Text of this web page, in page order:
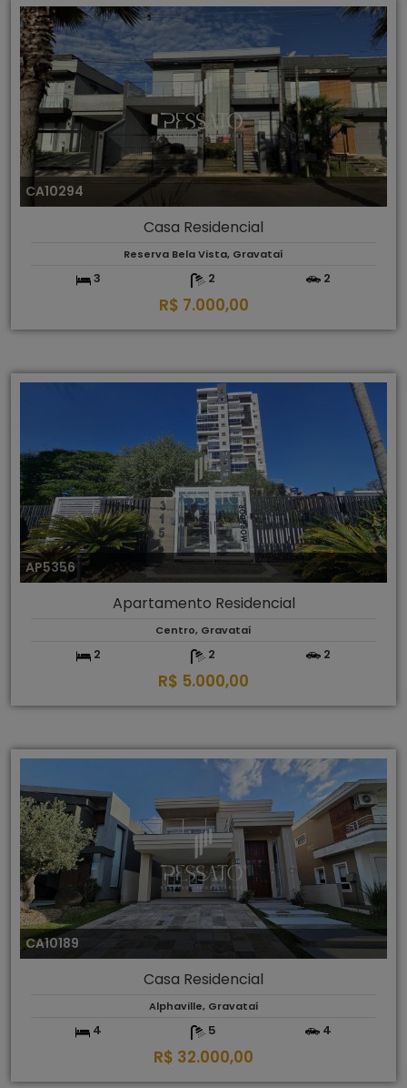
CA10294
Casa Residencial
Reserva Bela Vista, Gravataí
3 2 2
R$ 7.000,00
AP5356
Apartamento Residencial
Centro, Gravataí
2 2 2
R$ 5.000,00
CA10189
Casa Residencial
Alphaville, Gravataí
4 5 4
R$ 32.000,00